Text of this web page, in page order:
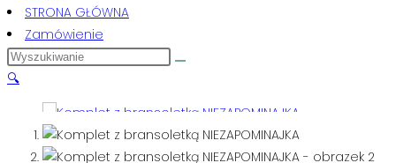
STRONA GŁÓWNA
Zamówienie
🔍